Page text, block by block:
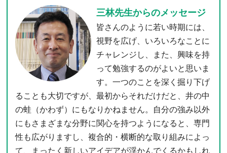
三林先生からのメッセージ
皆さんのように若い時期には、
視野を広げ、いろいろなことに
チャレンジし、また、興味を持
って勉強するのがよいと思いま
す。一つのことを深く掘り下げ
ることも大切ですが、最初からそれだけだと、井の中
の蛙（かわず）にもなりかねません。自分の強み以外
にもさまざまな分野に関心を持つようになると、専門
性も広がりますし、複合的・横断的な取り組みによっ
て、まったく新しいアイデアが浮かんでくるかもしれ